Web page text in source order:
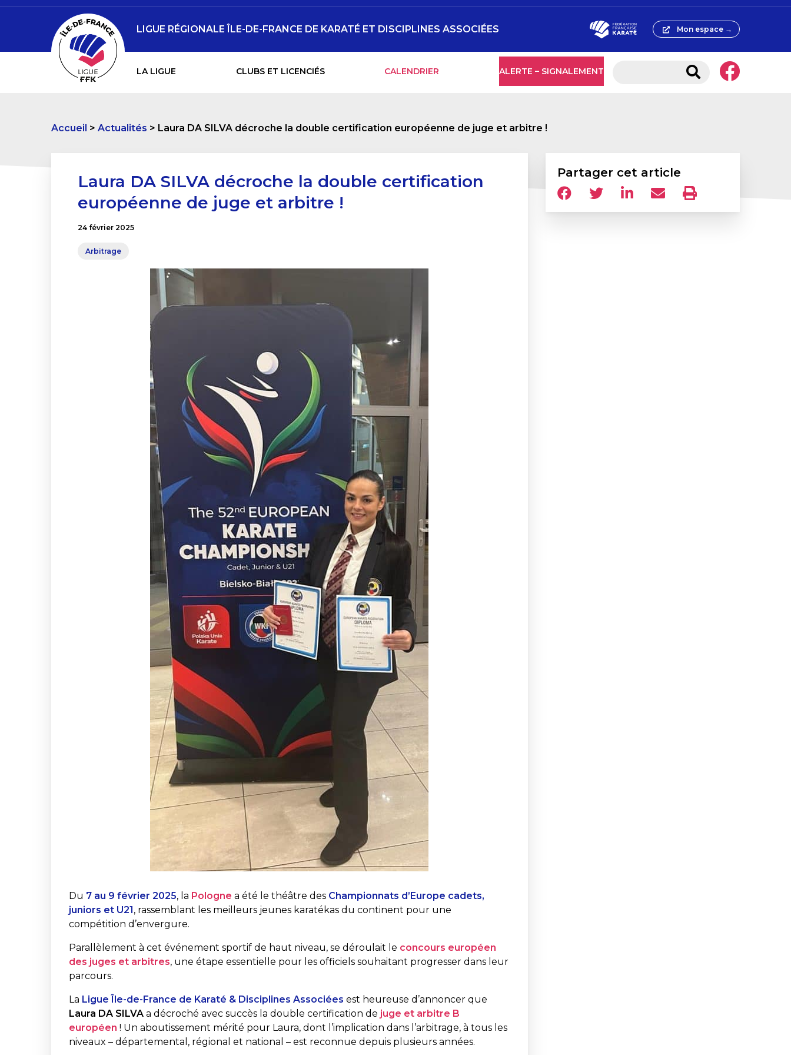
LA LIGUE CLUBS ET LICENCIÉS CALENDRIER ALERTE – SIGNALEMENT
LIGUE RÉGIONALE ÎLE-DE-FRANCE DE KARATÉ ET DISCIPLINES ASSOCIÉES Mon espace →
Accueil Actualités Laura DA SILVA décroche la double certification européenne de juge et arbitre !
Laura DA SILVA décroche la double certification
européenne de juge et arbitre !
24 février 2025
Arbitrage
Du 7 au 9 février 2025, la Pologne a été le théâtre des Championnats d’Europe cadets,
juniors et U21, rassemblant les meilleurs jeunes karatékas du continent pour une
compétition d’envergure.
Parallèlement à cet événement sportif de haut niveau, se déroulait le concours européen
des juges et arbitres, une étape essentielle pour les officiels souhaitant progresser dans leur
parcours.
La Ligue Île-de-France de Karaté & Disciplines Associées est heureuse d’annoncer que
Laura DA SILVA a décroché avec succès la double certification de juge et arbitre B
européen ! Un aboutissement mérité pour Laura, dont l’implication dans l’arbitrage, à tous les
niveaux – départemental, régional et national – est reconnue depuis plusieurs années.
Partager cet article